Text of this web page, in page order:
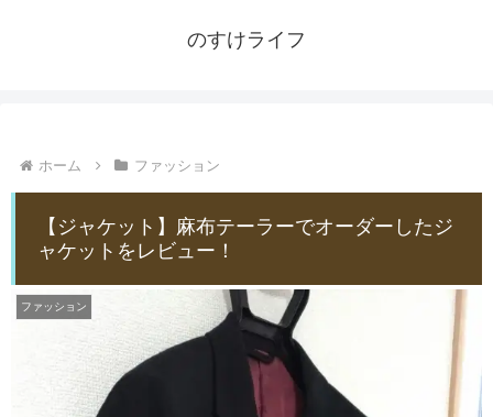
のすけライフ
ホーム ファッション
【ジャケット】麻布テーラーでオーダーしたジ
ャケットをレビュー！
ファッション